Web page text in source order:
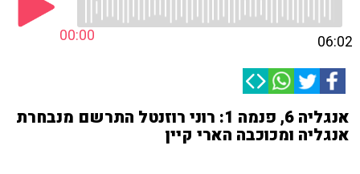
00:00 06:02
אנגליה 6, פנמה 1: רוני רוזנטל התרשם מנבחרת
אנגליה ומכוכבה הארי קיין